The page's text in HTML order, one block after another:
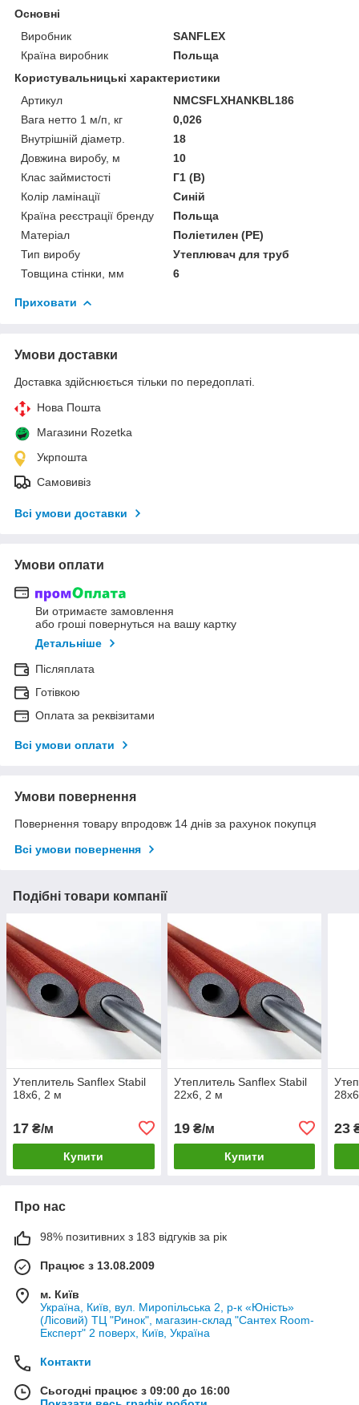
Основні
Виробник
SANFLEX
Країна виробник
Польща
Користувальницькі характеристики
Артикул
NMCSFLXHANKBL186
Вага нетто 1 м/п, кг
0,026
Внутрішній діаметр.
18
Довжина виробу, м
10
Клас займистості
Г1 (В)
Колір ламінації
Синій
Країна реєстрації бренду
Польща
Матеріал
Поліетилен (PE)
Тип виробу
Утеплювач для труб
Товщина стінки, мм
6
Приховати
Умови доставки
Доставка здійснюється тільки по передоплаті.
Нова Пошта
Магазини Rozetka
Укрпошта
Самовивіз
Всі умови доставки
Умови оплати
Ви отримаєте замовлення
або гроші повернуться на вашу картку
Детальніше
Післяплата
Готівкою
Оплата за реквізитами
Всі умови оплати
Умови повернення
Повернення товару впродовж 14 днів за рахунок покупця
Всі умови повернення
Подібні товари компанії
Утеплитель Sanflex Stabil
18х6, 2 м
17 ₴/м
Купити
Утеплитель Sanflex Stabil
22х6, 2 м
19₴/м
Купити
23
Про нас
98% позитивних з 183 відгуків за рік
Працює з 13.08.2009
м. Київ
Україна, Київ, вул. Миропільська 2, р-к «Юність»
(Лісовий) ТЦ "Ринок", магазин-склад "Сантех Room-
Експерт" 2 поверх, Київ, Україна
Контакти
Сьогодні працює з 09:00 до 16:00